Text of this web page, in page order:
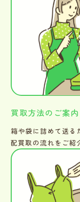
買取方法のご案内
箱や袋に詰めて送る
配買取の流れをご紹